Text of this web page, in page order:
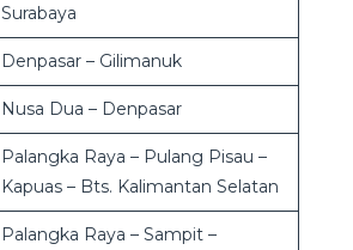
Surabaya
Denpasar – Gilimanuk
Nusa Dua – Denpasar
Palangka Raya – Pulang Pisau –
Kapuas – Bts. Kalimantan Selatan
Palangka Raya – Sampit –